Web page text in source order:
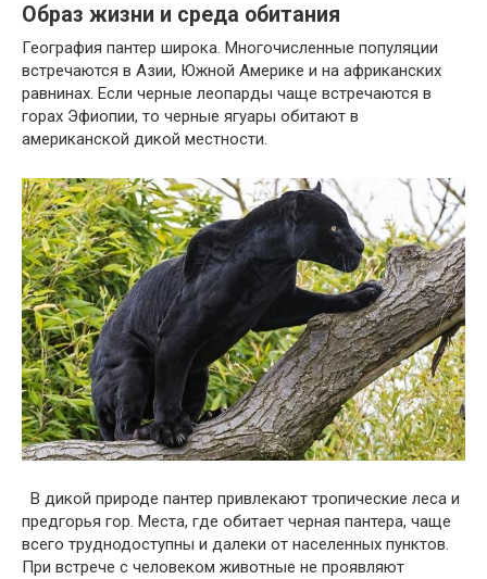
Образ жизни и среда обитания
География пантер широка. Многочисленные популяции
встречаются в Азии, Южной Америке и на африканских
равнинах. Если черные леопарды чаще встречаются в
горах Эфиопии, то черные ягуары обитают в
американской дикой местности.
В дикой природе пантер привлекают тропические леса и
предгорья гор. Места, где обитает черная пантера, чаще
всего труднодоступны и далеки от населенных пунктов.
При встрече с человеком животные не проявляют